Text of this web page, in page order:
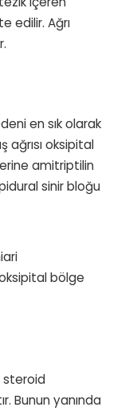
edilir. Ağrı
en sık olarak
ağrısı oksipital
amitriptilin
sinir bloğu
bölge
steroid
Bunun yanında